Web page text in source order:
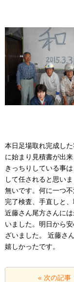
本日足場取れ完成し
に始まり見積書が出
きっちりしている事
して任されると思い
無いです。何に一つ
完了検査、手直しと
近藤さん尾方さんに
いました。明日から
ざいました。 近藤さ
嬉しかったです。
« 次の記事